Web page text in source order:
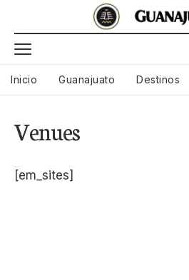
Inicio Guanajuato Destinos
Venues
[em_sites]